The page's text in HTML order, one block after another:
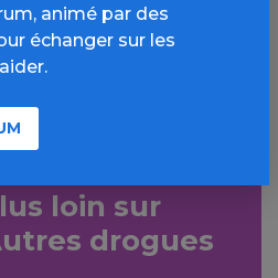
Mail
WhatsApp
loin sur
drogues
animé par des
échanger sur les